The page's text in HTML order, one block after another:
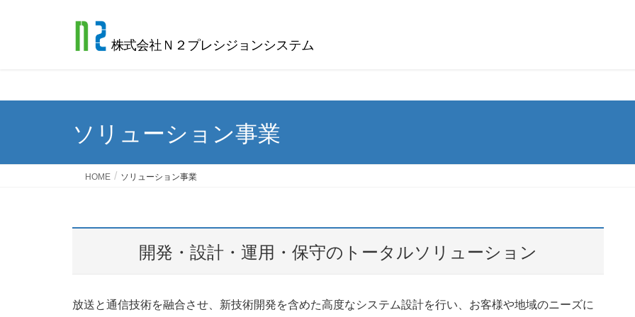
: Undefined variable $fa_family in
ソリューション事業
HOME ソリューション事業
開発・設計・運用・保守のトータルソリューション
放送と通信技術を融合させ、新技術開発を含めた高度なシステム設計を行い、お客様や地域のニーズに